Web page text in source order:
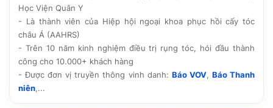
Học Viện Quân Y
- Là thành viên của Hiệp hội ngoại khoa phục hồi cấy tóc
châu Á (AAHRS)
- Trên 10 năm kinh nghiệm điều trị rụng tóc, hói đầu thành
công cho 10.000+ khách hàng
- Được đơn vị truyền thông vinh danh: Báo VOV, Báo Thanh
niên,...